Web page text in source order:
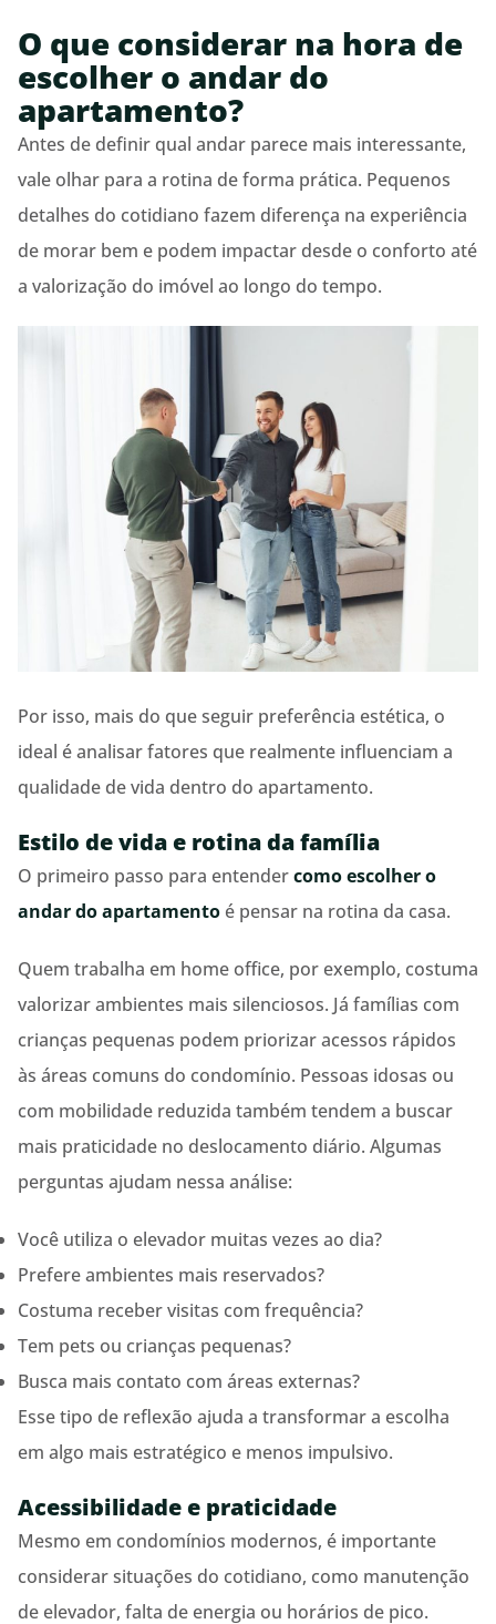
O que considerar na hora de
escolher o andar do
apartamento?
Antes de definir qual andar parece mais interessante,
vale olhar para a rotina de forma prática. Pequenos
detalhes do cotidiano fazem diferença na experiência
de morar bem e podem impactar desde o conforto até
a valorização do imóvel ao longo do tempo.
Por isso, mais do que seguir preferência estética, o
ideal é analisar fatores que realmente influenciam a
qualidade de vida dentro do apartamento.
Estilo de vida e rotina da família
O primeiro passo para entendercomo escolher o
andar do apartamento é pensar na rotina da casa.
Quem trabalha em home office, por exemplo, costuma
valorizar ambientes mais silenciosos. Já famílias com
crianças pequenas podem priorizar acessos rápidos
às áreas comuns do condomínio. Pessoas idosas ou
com mobilidade reduzida também tendem a buscar
mais praticidade no deslocamento diário. Algumas
perguntas ajudam nessa análise:
Você utiliza o elevador muitas vezes ao dia?
Prefere ambientes mais reservados?
Costuma receber visitas com frequência?
Tem pets ou crianças pequenas?
Busca mais contato com áreas externas?
Esse tipo de reflexão ajuda a transformar a escolha
em algo mais estratégico e menos impulsivo.
Acessibilidade e praticidade
Mesmo em condomínios modernos, é importante
considerar situações do cotidiano, como manutenção
de elevador, falta de energia ou horários de pico.